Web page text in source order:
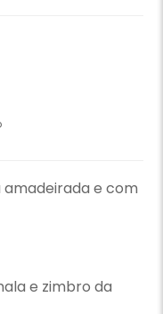
e com
e zimbro da